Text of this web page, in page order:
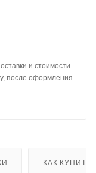
и стоимости
после оформления
КАК КУПИТЬ